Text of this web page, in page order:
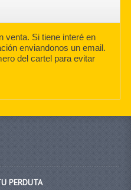
venta. Si tiene interé en
enviandonos un email.
del cartel para evitar
PERDUTA